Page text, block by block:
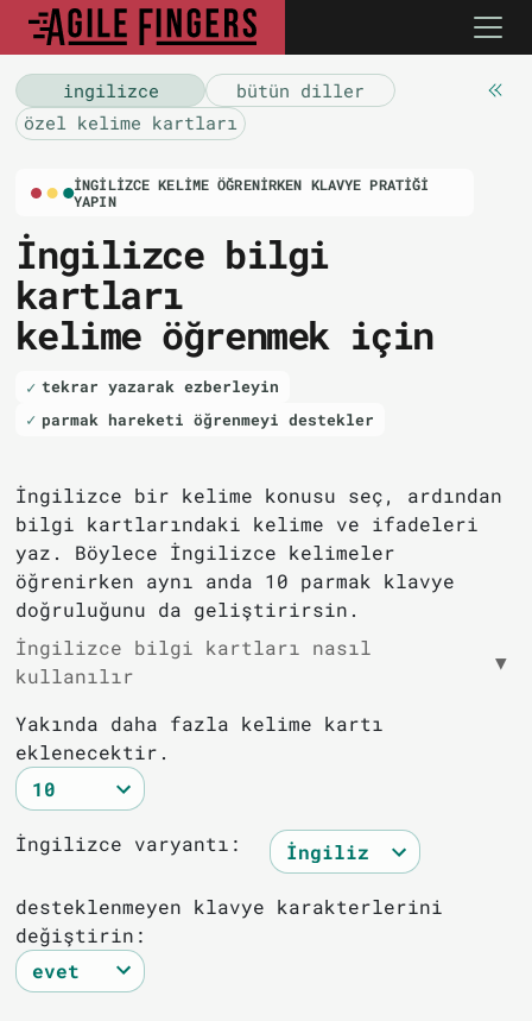
i̇ngilizce
bütün diller
özel kelime kartları
İNGILIZCE KELIME ÖĞRENIRKEN KLAVYE PRATIĞI
YAPIN
İngilizce bilgi
kartları
kelime öğrenmek için
tekrar yazarak ezberleyin
parmak hareketi öğrenmeyi destekler
İngilizce bir kelime konusu seç, ardından
bilgi kartlarındaki kelime ve ifadeleri
yaz. Böylece İngilizce kelimeler
öğrenirken aynı anda 10 parmak klavye
doğruluğunu da geliştirirsin.
İngilizce bilgi kartları nasıl
kullanılır
▼
Yakında daha fazla kelime kartı
eklenecektir.
İngilizce varyantı:
desteklenmeyen klavye karakterlerini
değiştirin: